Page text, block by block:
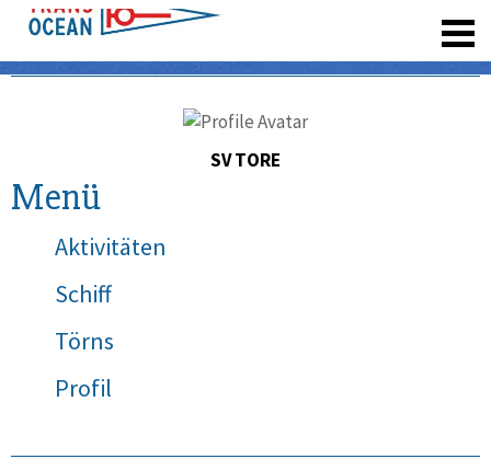
SV TORE
Menü
Aktivitäten
Schiff
Törns
Profil